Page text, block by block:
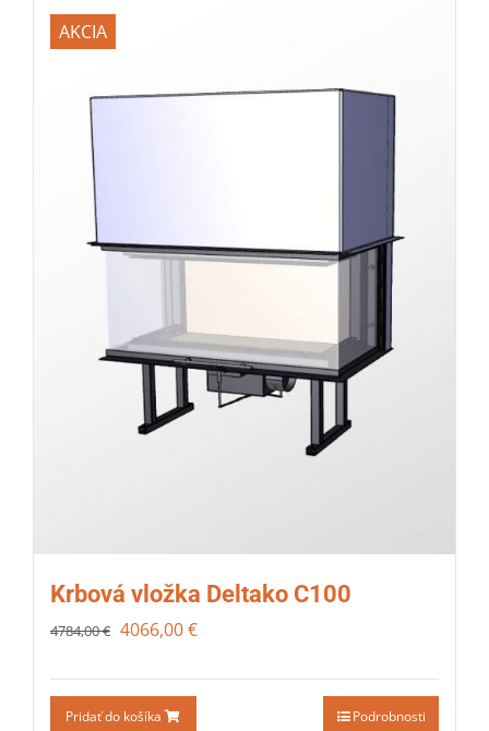
AKCIA
Krbová vložka Deltako C100
4784,00€ 4066,00€
Pridať do košíka Podrobnosti